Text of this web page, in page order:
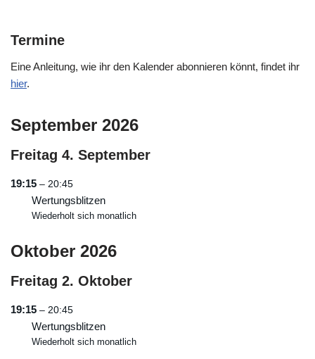
Termine
Eine Anleitung, wie ihr den Kalender abonnieren könnt, findet ihr
hier.
September 2026
Freitag 4. September
19:15 – 20:45
Wertungsblitzen
Wiederholt sich monatlich
Oktober 2026
Freitag 2. Oktober
19:15 – 20:45
Wertungsblitzen
Wiederholt sich monatlich